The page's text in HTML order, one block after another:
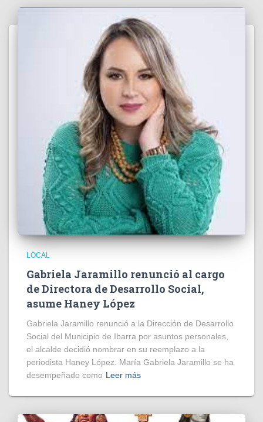
LOCAL
Gabriela Jaramillo renunció al cargo
de Directora de Desarrollo Social,
asume Haney López
Gabriela Jaramillo renunció a la Dirección de Desarrollo
Social del Municipio de Ibarra por asuntos personales,
el alcalde decidió nombrar en su reemplazo a la
periodista Haney López. María Gabriela Jaramillo se ha
desempeñado como Leer más